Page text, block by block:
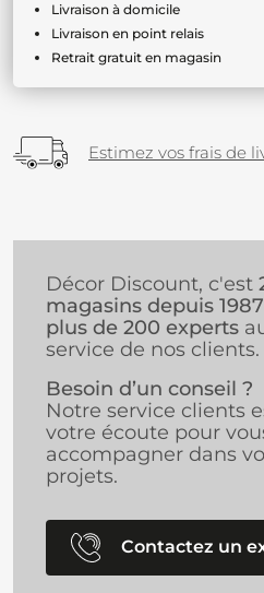
Livraison à domicile
Livraison en point relais
Retrait gratuit en magasin
Estimez vos frais de
Décor Discount, c'est
magasins depuis 1987
plus de 200 experts
service de nos clients.
Besoin d’un conseil ?
Notre service clients
votre écoute pour
accompagner dans
projets.
Contactez un